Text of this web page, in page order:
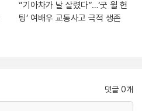
“기아차가 날 살렸다”…‘굿 윌 헌
팅’ 여배우 교통사고 극적 생존
댓글 0개